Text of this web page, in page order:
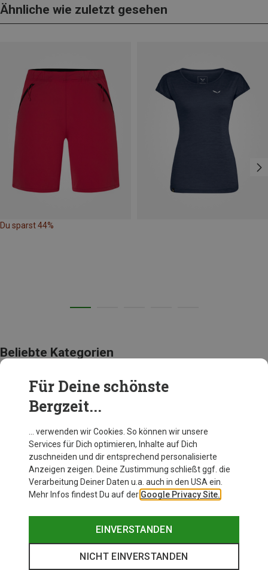
Ähnliche wie zuletzt gesehen
Du sparst 44%
Beliebte Kategorien
ACCESSOIRES
Für Deine schönste
Bergzeit...
… verwenden wir Cookies. So können wir unsere
Services für Dich optimieren, Inhalte auf Dich
zuschneiden und dir entsprechend personalisierte
Anzeigen zeigen. Deine Zustimmung schließt ggf. die
Verarbeitung Deiner Daten u.a. auch in den USA ein.
Mehr Infos findest Du auf der Google Privacy Site.
EINVERSTANDEN
NICHT EINVERSTANDEN